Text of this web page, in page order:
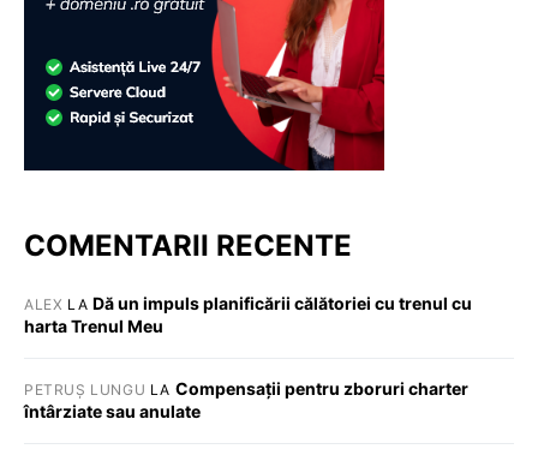
COMENTARII RECENTE
ALEX LA Dă un impuls planificării călătoriei cu trenul cu
harta Trenul Meu
PETRUȘ LUNGU LA Compensații pentru zboruri charter
întârziate sau anulate